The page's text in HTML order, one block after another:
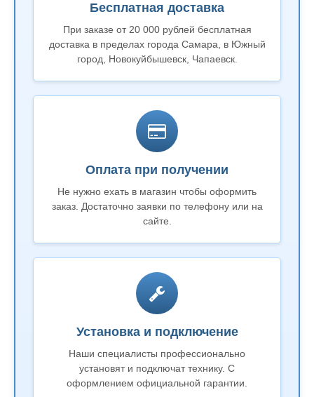
Бесплатная доставка
При заказе от 20 000 рублей бесплатная
доставка в пределах города Самара, в Южный
город, Новокуйбышевск, Чапаевск.
Оплата при получении
Не нужно ехать в магазин чтобы оформить
заказ. Достаточно заявки по телефону или на
сайте.
Установка и подключение
Наши специалисты профессионально
установят и подключат технику. С
оформлением официальной гарантии.